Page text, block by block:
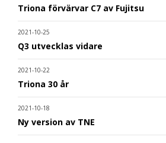
Triona förvärvar C7 av Fujitsu
2021-10-25
Q3 utvecklas vidare
2021-10-22
Triona 30 år
2021-10-18
Ny version av TNE